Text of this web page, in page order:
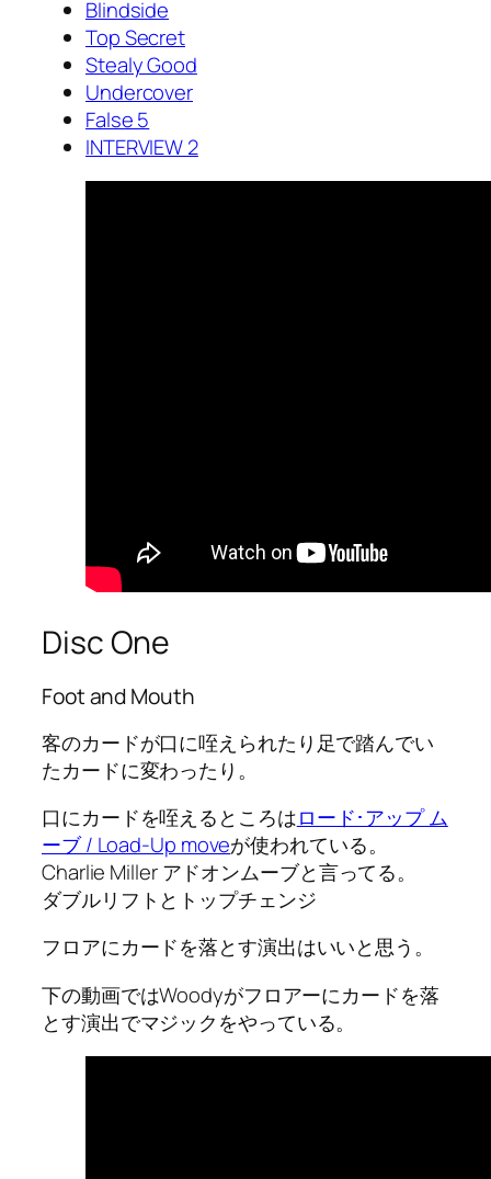
Blindside
Top Secret
Stealy Good
Undercover
False 5
INTERVIEW 2
Disc One
Foot and Mouth
客のカードが口に咥えられたり足で踏んでい
たカードに変わったり。
口にカードを咥えるところはロード･アップ ム
ーブ / Load-Up moveが使われている。
Charlie Miller アドオンムーブと言ってる。
ダブルリフトとトップチェンジ
フロアにカードを落とす演出はいいと思う。
下の動画ではWoodyがフロアーにカードを落
とす演出でマジックをやっている。